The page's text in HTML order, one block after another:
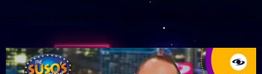
Caracol TV The Suso's Show Capítulos The Suso's Show: Andrés